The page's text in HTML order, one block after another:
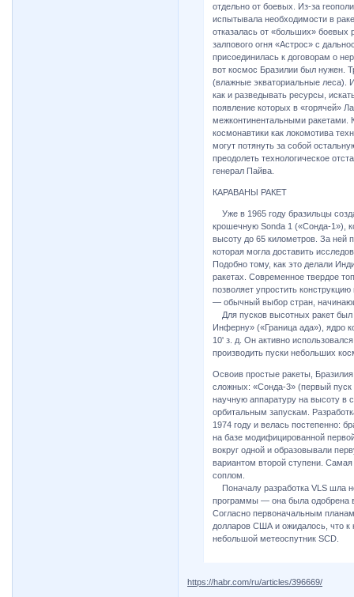
отдельно от боевых. Из-за
испытывала необходимости в
отказалась от «больших» боевых
залпового огня «Астрос» с
присоединилась к договорам о
вот космос Бразилии был нужен.
(влажные экваториальные леса).
как и разведывать ресурсы,
появление которых в «горячей»
межконтинентальными ракетами.
космонавтики как локомотива
могут потянуть за собой
преодолеть технологическое
генерал Пайва.
КАРАВАНЫ РАКЕТ
Уже в 1965 году бразильцы
крошечную Sonda 1 («Сонда-1»),
высоту до 65 километров. За ней
которая могла доставить
Подобно тому, как это делали
ракетах. Современное твердое
позволяет упростить
— обычный выбор стран,
Для пусков высотных ракет был
Инферну» («Граница ада»), ядро
10' з. д. Он активно
производить пуски небольших
Освоив простые ракеты,
сложных: «Сонда-3» (первый пуск
научную аппаратуру на высоту в
орбитальным запускам.
1974 году и велась постепенно:
на базе модифицированной
вокруг одной и образовывали
вариантом второй ступени.
соплом.
Поначалу разработка VLS шла
программы — она была одобрена
Согласно первоначальным
долларов США и ожидалось, что к
небольшой метеоспутник SCD.
https://habr.com/ru/articles/396669/